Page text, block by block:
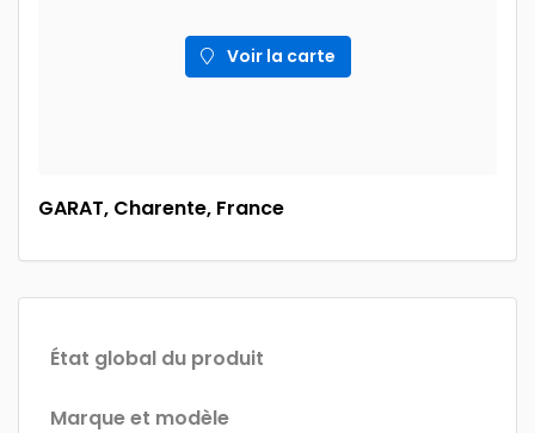
Voir la carte
GARAT, Charente, France
État global du produit
Marque et modèle